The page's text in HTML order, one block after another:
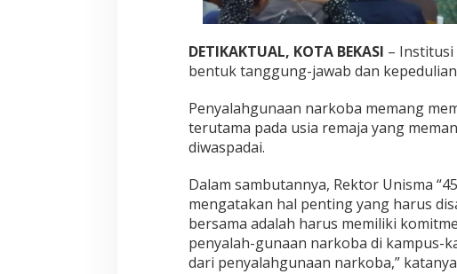
DETIKAKTUAL, KOTA BEKASI –
bentuk tanggung-jawab dan
Penyalahgunaan narkoba memang
terutama pada usia remaja yang
diwaspadai.
Dalam sambutannya, Rektor Unisma
mengatakan hal penting yang harus
bersama adalah harus memiliki
penyalah-gunaan narkoba di kampus-
dari penyalahgunaan narkoba,”